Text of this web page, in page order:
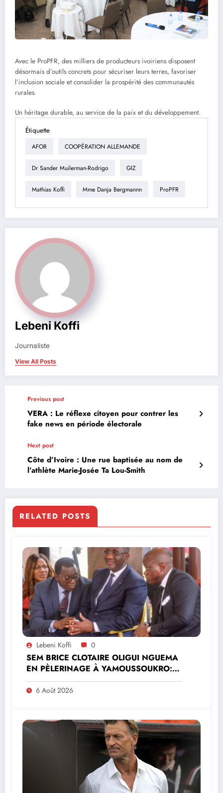
Avec le ProPFR, des milliers de producteurs ivoiriens disposent
désormais d’outils concrets pour sécuriser leurs terres, favoriser
l’inclusion sociale et consolider la prospérité des communautés
rurales.
Un héritage durable, au service de la paix et du développement.
Étiquette
AFOR COOPÉRATION ALLEMANDE
Dr Sander Muilerman-Rodrigo GIZ
Mathias Koffi Mme Danja Bergmannn ProPFR
Lebeni Koffi
Journaliste
View All Posts
Previous post
VERA : Le réflexe citoyen pour contrer les
fake news en période électorale
Next post
Côte d’Ivoire : Une rue baptisée au nom de
l’athlète Marie-Josée Ta Lou-Smith
RELATED POSTS
Lebeni Koffi 0
SEM BRICE CLOTAIRE OLIGUI NGUEMA
EN PÈLERINAGE À YAMOUSSOUKRO:LE
MINISTRE PAULIN CLAUDE DANHO
PREND PART À LA CÉRÉMONIE
6 Août 2026